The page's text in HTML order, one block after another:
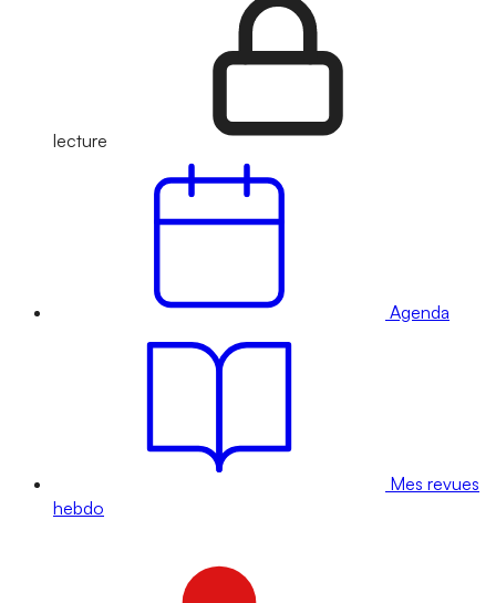
lecture
Agenda
Mes revues
hebdo